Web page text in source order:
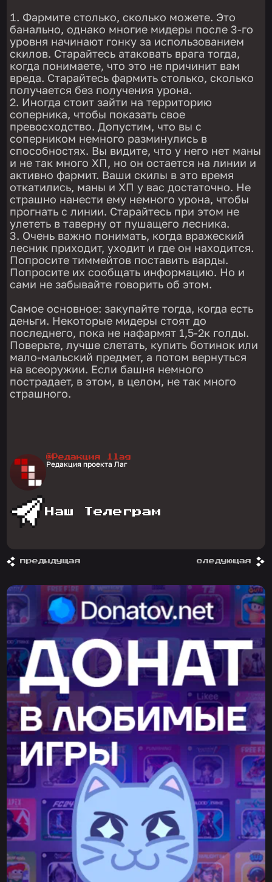
Фармите столько, сколько можете. Это
банально, однако многие мидеры после 3-го
уровня начинают гонку за использованием
скилов. Старайтесь атаковать врага тогда,
когда понимаете, что это не причинит вам
вреда. Старайтесь фармить столько, сколько
получается без получения урона.
Иногда стоит зайти на территорию
соперника, чтобы показать свое
превосходство. Допустим, что вы с
соперником немного разминулись в
способностях. Вы видите, что у него нет маны
и не так много ХП, но он остается на линии и
активно фармит. Ваши скилы в это время
откатились, маны и ХП у вас достаточно. Не
страшно нанести ему немного урона, чтобы
прогнать с линии. Старайтесь при этом не
улететь в таверну от пушащего лесника.
Очень важно понимать, когда вражеский
лесник приходит, уходит и где он находится.
Попросите тиммейтов поставить варды.
Попросите их сообщать информацию. Но и
сами не забывайте говорить об этом.
Самое основное: закупайте тогда, когда есть
деньги. Некоторые мидеры стоят до
последнего, пока не нафармят 1,5-2к голды.
Поверьте, лучше слетать, купить ботинок или
мало-мальский предмет, а потом вернуться
на всеоружии. Если башня немного
пострадает, в этом, в целом, не так много
страшного.
@Редакция 1lag
Редакция проекта Лаг
Наш Телеграм
предыдущая следующая